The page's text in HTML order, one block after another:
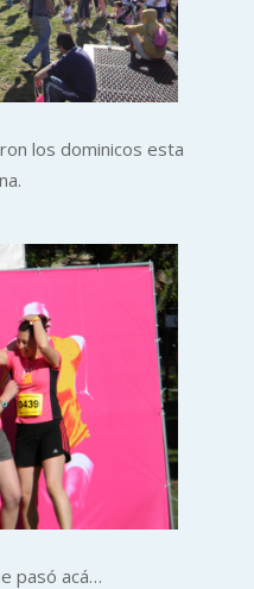
los dominicos esta
pasó acá…